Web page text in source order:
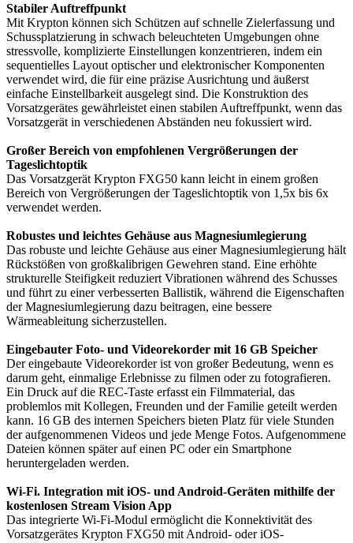
Stabiler Auftreffpunkt
Mit Krypton können sich Schützen auf schnelle Zielerfassung und
Schussplatzierung in schwach beleuchteten Umgebungen ohne
stressvolle, komplizierte Einstellungen konzentrieren, indem ein
sequentielles Layout optischer und elektronischer Komponenten
verwendet wird, die für eine präzise Ausrichtung und äußerst
einfache Einstellbarkeit ausgelegt sind. Die Konstruktion des
Vorsatzgerätes gewährleistet einen stabilen Auftreffpunkt, wenn das
Vorsatzgerät in verschiedenen Abständen neu fokussiert wird.
Großer Bereich von empfohlenen Vergrößerungen der
Tageslichtoptik
Das Vorsatzgerät Krypton FXG50 kann leicht in einem großen
Bereich von Vergrößerungen der Tageslichtoptik von 1,5x bis 6x
verwendet werden.
Robustes und leichtes Gehäuse aus Magnesiumlegierung
Das robuste und leichte Gehäuse aus einer Magnesiumlegierung hält
Rückstößen von großkalibrigen Gewehren stand. Eine erhöhte
strukturelle Steifigkeit reduziert Vibrationen während des Schusses
und führt zu einer verbesserten Ballistik, während die Eigenschaften
der Magnesiumlegierung dazu beitragen, eine bessere
Wärmeableitung sicherzustellen.
Eingebauter Foto- und Videorekorder mit 16 GB Speicher
Der eingebaute Videorekorder ist von großer Bedeutung, wenn es
darum geht, einmalige Erlebnisse zu filmen oder zu fotografieren.
Ein Druck auf die REC-Taste erfasst ein Filmmaterial, das
problemlos mit Kollegen, Freunden und der Familie geteilt werden
kann. 16 GB des internen Speichers bieten Platz für viele Stunden
der aufgenommenen Videos und jede Menge Fotos. Aufgenommene
Dateien können später auf einen PC oder ein Smartphone
heruntergeladen werden.
Wi-Fi. Integration mit iOS- und Android-Geräten mithilfe der
kostenlosen Stream Vision App
Das integrierte Wi-Fi-Modul ermöglicht die Konnektivität des
Vorsatzgerätes Krypton FXG50 mit Android- oder iOS-